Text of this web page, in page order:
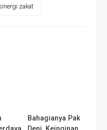
zakat
Bahagianya Pak